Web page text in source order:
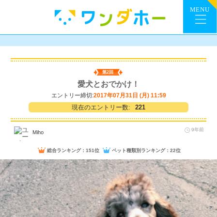
第2回
愛犬とおでかけ！
エントリー締切:2017年07月31日 (月) 11:59
現在のエントリー数: 221
Miho 9年前
総合ランキング：151位 ペット種類別ランキング：22位